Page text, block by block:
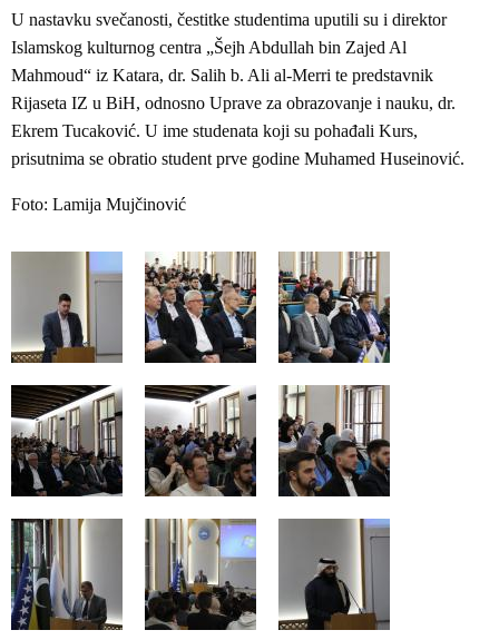
U nastavku svečanosti, čestitke studentima uputili su i direktor
Islamskog kulturnog centra „Šejh Abdullah bin Zajed Al
Mahmoud“ iz Katara, dr. Salih b. Ali al-Merri te predstavnik
Rijaseta IZ u BiH, odnosno Uprave za obrazovanje i nauku, dr.
Ekrem Tucaković. U ime studenata koji su pohađali Kurs,
prisutnima se obratio student prve godine Muhamed Huseinović.
Foto: Lamija Mujčinović